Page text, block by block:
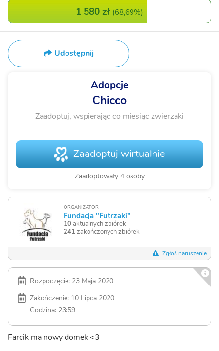
1 580 zł (68,69%)
Udostępnij
Adopcje
Chicco
Zaadoptuj, wspierając co miesiąc zwierzaki
Zaadoptuj wirtualnie
Zaadoptowały 4 osoby
ORGANIZATOR
Fundacja "Futrzaki"
10aktualnych zbiórek
241zakończonych zbiórek
Zgłoś naruszenie
Rozpoczęcie: 23 Maja 2020
Zakończenie: 10 Lipca 2020
Godzina: 23:59
Farcik ma nowy domek <3